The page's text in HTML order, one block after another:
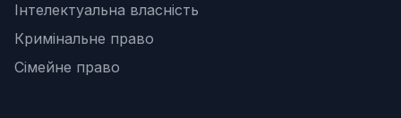
Інтелектуальна власність
Кримінальне право
Сімейне право